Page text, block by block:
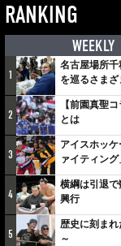
RANKING
WEEKLY
1
名古屋場所
を巡るさま
2
【前園真聖
とは
3
アイスホッ
ァイティン
4
横綱は引退
興行
5
歴史に刻ま
～